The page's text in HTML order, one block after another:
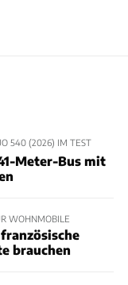
540 (2026) IM TEST
Meter-Bus mit
WOHNMOBILE
brauchen